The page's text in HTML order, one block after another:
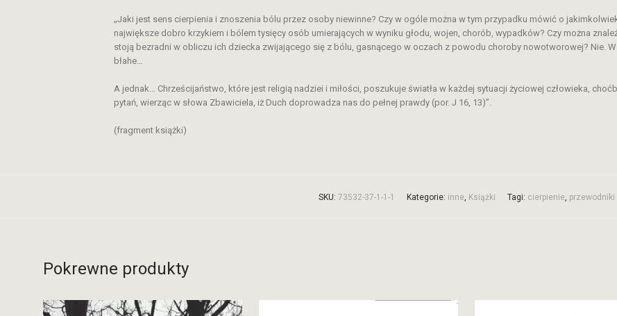
„Jaki jest sens cierpienia i znoszenia bólu przez osoby niewinne? Czy w ogóle można w tym przypadku mówić o
największe dobro krzykiem i bólem tysięcy osób umierających w wyniku głodu, wojen, chorób, wypadków? Czy można
stoją bezradni w obliczu ich dziecka zwijającego się z bólu, gasnącego w oczach z powodu choroby nowotworowej? Nie.
błahe…
A jednak… Chrześcijaństwo, które jest religią nadziei i miłości, poszukuje światła w każdej sytuacji życiowej człowieka,
pytań, wierząc w słowa Zbawiciela, iż Duch doprowadza nas do pełnej prawdy (por. J 16, 13)”.
(fragment książki)
SKU: 73532-37-1-1-1 Kategorie: inne, Książki Tagi: cierpienie, przewodniki
Pokrewne produkty